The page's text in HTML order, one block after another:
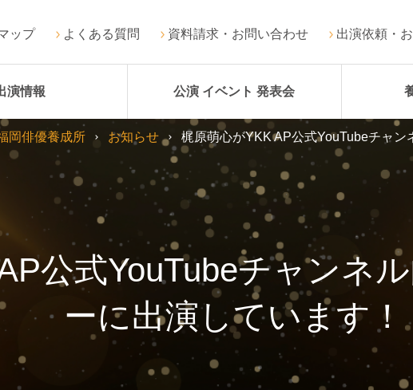
ップ よくある質問 資料請求・お問い合わせ 出演依頼・
演情報 公演 イベント 発表会
公式YouTubeチャンネ
ーに出演しています！
岡俳優養成所 お知らせ 梶原萌心がYKK AP公式YouTubeチャン